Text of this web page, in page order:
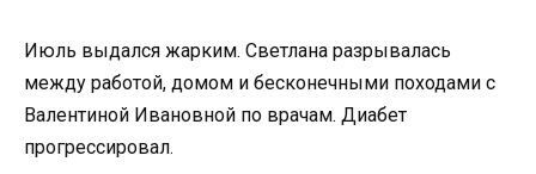
Июль выдался жарким. Светлана разрывалась
между работой, домом и бесконечными походами с
Валентиной Ивановной по врачам. Диабет
прогрессировал.